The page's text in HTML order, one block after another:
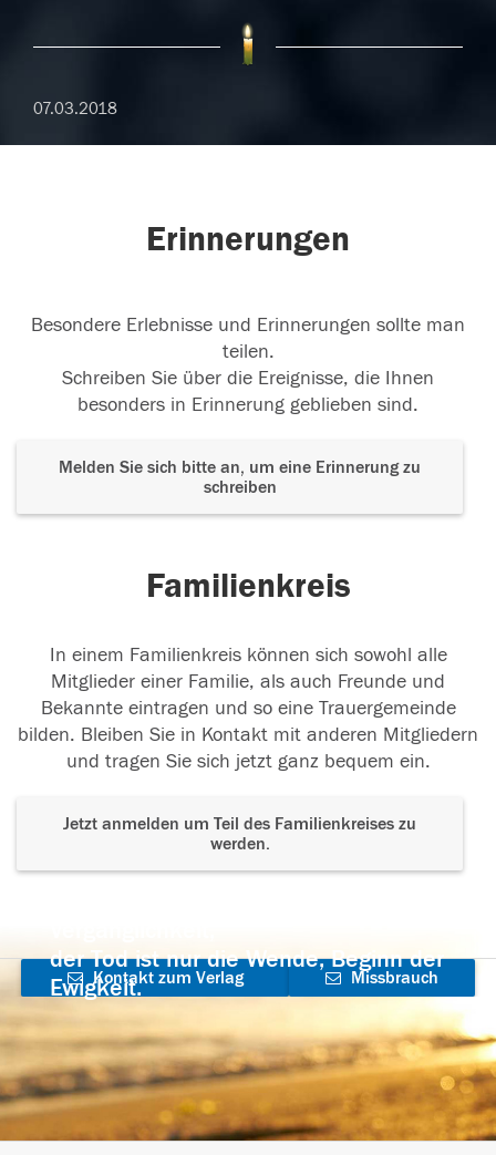
07.03.2018
Erinnerungen
Besondere Erlebnisse und Erinnerungen sollte man
teilen.
Schreiben Sie über die Ereignisse, die Ihnen
besonders in Erinnerung geblieben sind.
Melden Sie sich bitte an, um eine Erinnerung zu
schreiben
Familienkreis
In einem Familienkreis können sich sowohl alle
Mitglieder einer Familie, als auch Freunde und
Bekannte eintragen und so eine Trauergemeinde
bilden. Bleiben Sie in Kontakt mit anderen Mitgliedern
und tragen Sie sich jetzt ganz bequem ein.
Jetzt anmelden um Teil des Familienkreises zu
werden.
der Tod ist nur die Wende, Beginn der
Ewigkeit.
Kontakt zum Verlag
aufnehmen
Missbrauch